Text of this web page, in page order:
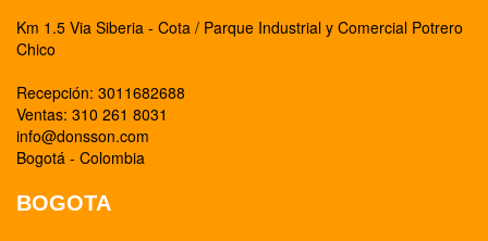
Km 1.5 Via Siberia - Cota / Parque Industrial y Comercial Potrero
Chico
Recepción: 3011682688
Ventas: 310 261 8031
info@donsson.com
Bogotá - Colombia
BOGOTA